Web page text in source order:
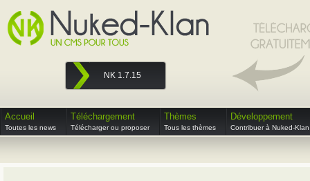
NK 1.7.15
Accueil
Toutes les news
Téléchargement
Télécharger ou proposer
Thèmes
Tous les thèmes
Développement
Contribuer à Nuked-Klan